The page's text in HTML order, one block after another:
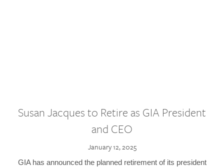
Susan Jacques to Retire as GIA President
and CEO
January 12, 2025
GIA has announced the planned retirement of its president